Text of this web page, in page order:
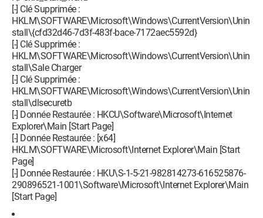
[-] Clé Supprimée :
HKLM\SOFTWARE\Microsoft\Windows\CurrentVersion\Unin
stall\{cfd32d46-7d3f-483f-bace-7172aec5592d}
[-] Clé Supprimée :
HKLM\SOFTWARE\Microsoft\Windows\CurrentVersion\Unin
stall\Sale Charger
[-] Clé Supprimée :
HKLM\SOFTWARE\Microsoft\Windows\CurrentVersion\Unin
stall\dlsecuretb
[-] Donnée Restaurée : HKCU\Software\Microsoft\Internet
Explorer\Main [Start Page]
[-] Donnée Restaurée : [x64]
HKLM\SOFTWARE\Microsoft\Internet Explorer\Main [Start
Page]
[-] Donnée Restaurée : HKU\S-1-5-21-982814273-616525876-
290896521-1001\Software\Microsoft\Internet Explorer\Main
[Start Page]